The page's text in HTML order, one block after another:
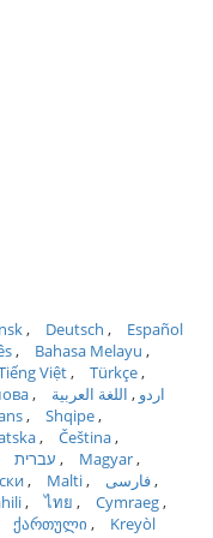
Deutsch
Español
Bahasa Melayu
Việt
Türkçe
اردو
اللغة العربية
Shqipe
Čeština
עברית
Magyar
Malti
فارسی
ไทย
Cymraeg
ქართული
Kreyòl